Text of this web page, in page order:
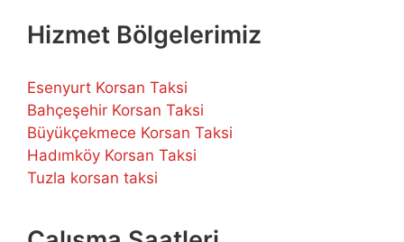
Hizmet Bölgelerimiz
Esenyurt Korsan Taksi
Bahçeşehir Korsan Taksi
Büyükçekmece Korsan Taksi
Hadımköy Korsan Taksi
Tuzla korsan taksi